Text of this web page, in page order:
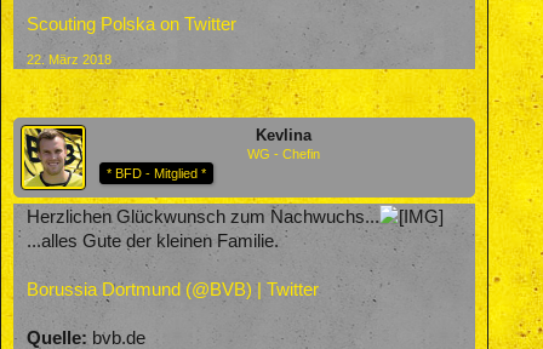
Scouting Polska on Twitter
22. März 2018
Kevlina
WG - Chefin
* BFD - Mitglied *
Herzlichen Glückwunsch zum Nachwuchs...
...alles Gute der kleinen Familie.
Borussia Dortmund (@BVB) | Twitter
Quelle: bvb.de